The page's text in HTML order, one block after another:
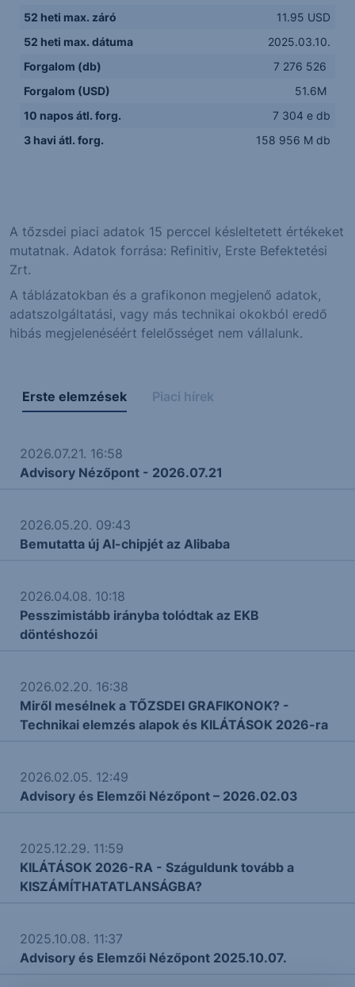
52 heti max. záró
11.95 USD
52 heti max. dátuma
2025.03.10.
Forgalom (db)
7 276 526
Forgalom (USD)
51.6M
10 napos átl. forg.
7 304 e db
3 havi átl. forg.
158 956 M db
A tőzsdei piaci adatok 15 perccel késleltetett értékeket
mutatnak. Adatok forrása: Refinitiv, Erste Befektetési
Zrt.
A táblázatokban és a grafikonon megjelenő adatok,
adatszolgáltatási, vagy más technikai okokból eredő
hibás megjelenéséért felelősséget nem vállalunk.
Erste elemzések Piaci hírek
2026.07.21. 16:58
Advisory Nézőpont - 2026.07.21
2026.05.20. 09:43
Bemutatta új AI-chipjét az Alibaba
2026.04.08. 10:18
Pesszimistább irányba tolódtak az EKB
döntéshozói
2026.02.20. 16:38
Miről mesélnek a TŐZSDEI GRAFIKONOK? -
Technikai elemzés alapok és KILÁTÁSOK 2026-ra
2026.02.05. 12:49
Advisory és Elemzői Nézőpont – 2026.02.03
2025.12.29. 11:59
KILÁTÁSOK 2026-RA - Száguldunk tovább a
KISZÁMÍTHATATLANSÁGBA?
2025.10.08. 11:37
Advisory és Elemzői Nézőpont 2025.10.07.